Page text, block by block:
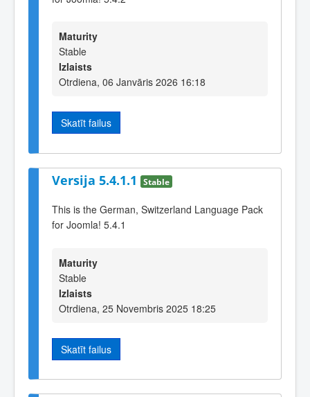
Maturity
Stable
Izlaists
Otrdiena, 06 Janvāris 2026 16:18
Skatīt failus
Versija 5.4.1.1 Stable
This is the German, Switzerland Language Pack
for Joomla! 5.4.1
Maturity
Stable
Izlaists
Otrdiena, 25 Novembris 2025 18:25
Skatīt failus